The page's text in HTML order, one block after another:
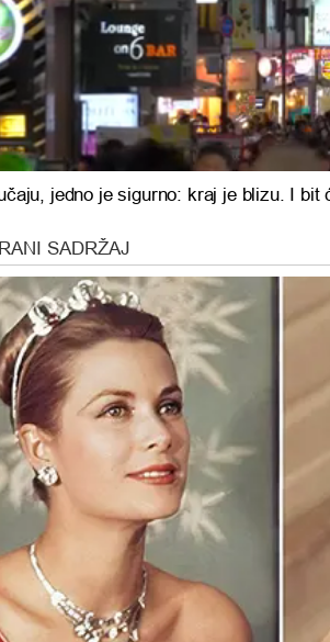
jedno je sigurno: kraj je blizu. I bit